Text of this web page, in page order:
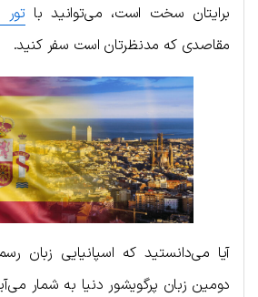
برایتان سخت است، می‌توانید با تور
مقاصدی که مدنظرتان است سفر کنید.
دومین زبان پرگویشور دنیا به شمار